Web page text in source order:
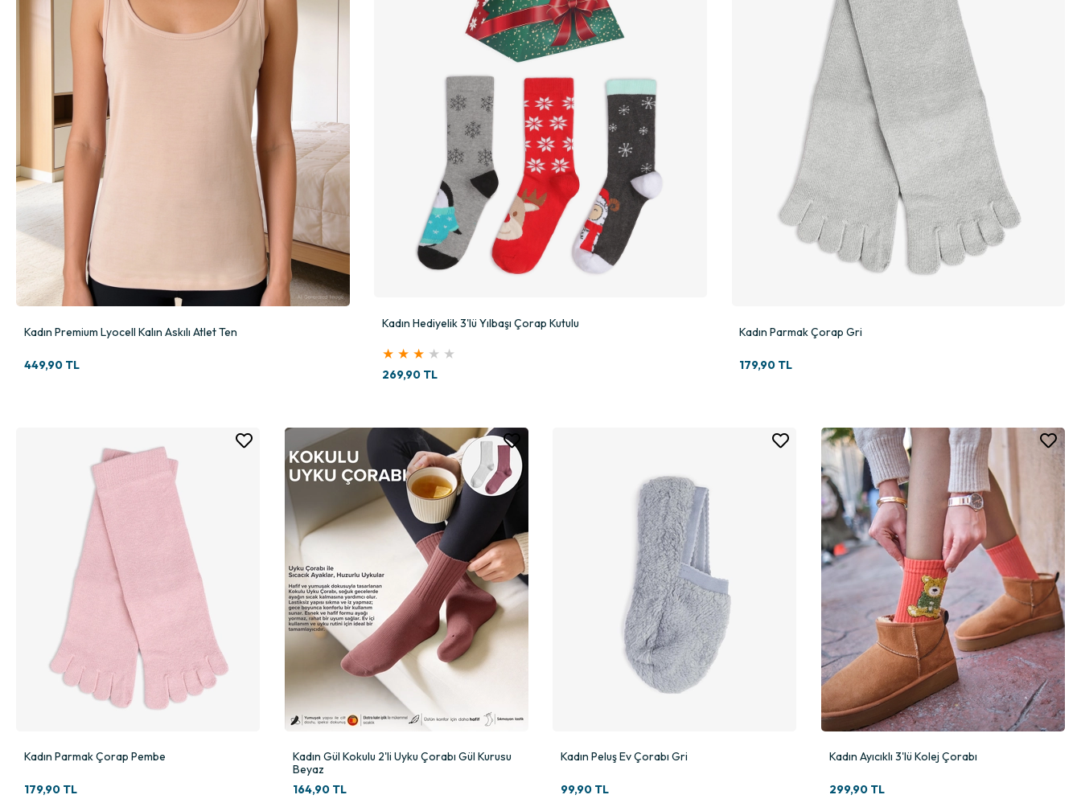
Kadın Premium Lyocell Kalın Askılı Atlet Ten
449,90 TL
Kadın Hediyelik 3'lü Yılbaşı Çorap Kutulu
★ ★ ★ ★ ★
269,90 TL
Kadın Parmak Çorap Gri
179,90 TL
Kadın Parmak Çorap Pembe
179,90 TL
Kadın Gül Kokulu 2'li Uyku Çorabı Gül Kurusu
Beyaz
164,90 TL
Kadın Peluş Ev Çorabı Gri
99,90 TL
Kadın Ayıcıklı 3'lü Kolej Çorabı
299,90 TL